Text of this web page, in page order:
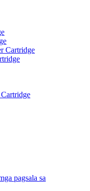
Cartridge